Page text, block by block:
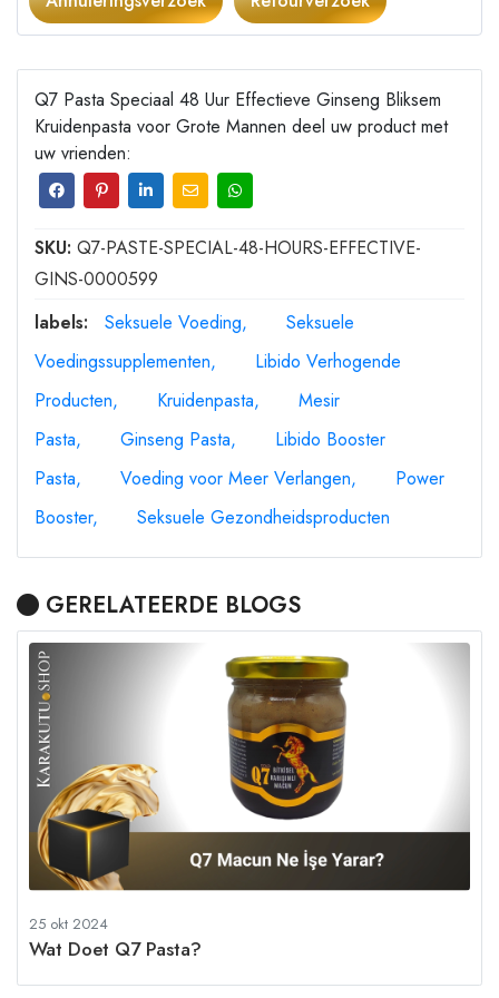
Q7 Pasta Speciaal 48 Uur Effectieve Ginseng Bliksem
Kruidenpasta voor Grote Mannen deel uw product met
uw vrienden:
SKU: Q7-PASTE-SPECIAL-48-HOURS-EFFECTIVE-
GINS-0000599
labels:
Seksuele Voeding
Seksuele
Voedingssupplementen
Libido Verhogende
Producten
Kruidenpasta
Mesir
Pasta
Ginseng Pasta
Libido Booster
Pasta
Voeding voor Meer Verlangen
Power
Booster
Seksuele Gezondheidsproducten
GERELATEERDE BLOGS
25 okt 2024
Wat Doet Q7 Pasta?